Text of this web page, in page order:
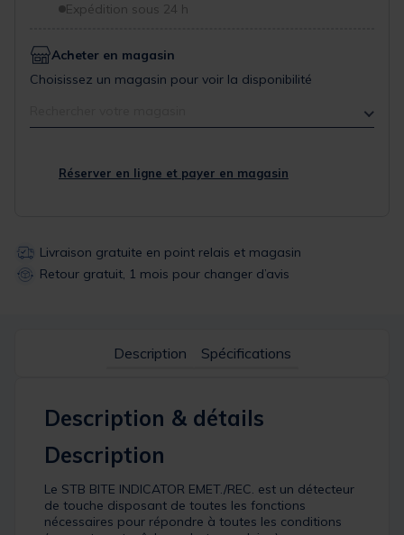
Expédition sous 24 h
Acheter en magasin
Choisissez un magasin pour voir la disponibilité
Réserver en ligne et payer en magasin
Livraison gratuite en point relais et magasin
Retour gratuit, 1 mois pour changer d’avis
Description Spécifications
Description & détails
Description
Le STB BITE INDICATOR EMET./REC. est un détecteur
de touche disposant de toutes les fonctions
nécessaires pour répondre à toutes les conditions